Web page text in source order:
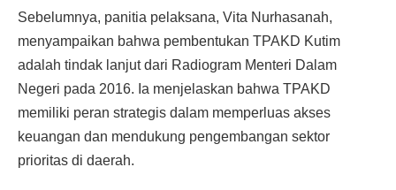
Sebelumnya, panitia pelaksana, Vita Nurhasanah,
menyampaikan bahwa pembentukan TPAKD Kutim
adalah tindak lanjut dari Radiogram Menteri Dalam
Negeri pada 2016. Ia menjelaskan bahwa TPAKD
memiliki peran strategis dalam memperluas akses
keuangan dan mendukung pengembangan sektor
prioritas di daerah.